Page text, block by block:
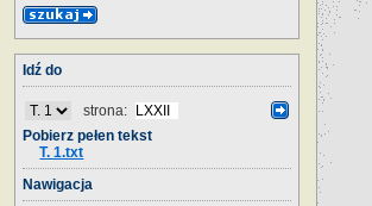
Idź do
strona:
Pobierz pełen tekst
T. 1.txt
Nawigacja